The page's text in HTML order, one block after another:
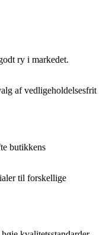
ry i markedet.
af vedligeholdelsesfrit
butikkens
til forskellige